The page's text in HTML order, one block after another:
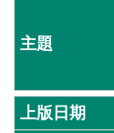
服
互
動